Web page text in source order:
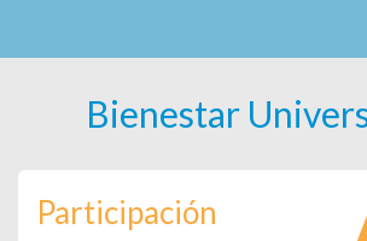
Bienestar
Participación